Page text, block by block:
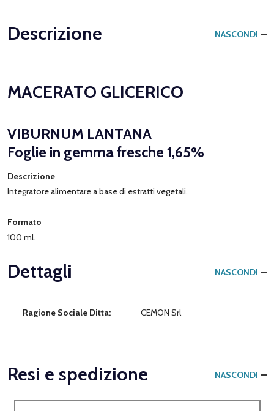
Descrizione NASCONDI
MACERATO GLICERICO
VIBURNUM LANTANA
Foglie in gemma fresche 1,65%
Descrizione
Integratore alimentare a base di estratti vegetali.
Formato
100 ml.
Dettagli NASCONDI
Ragione Sociale Ditta: CEMON Srl
Resi e spedizione NASCONDI